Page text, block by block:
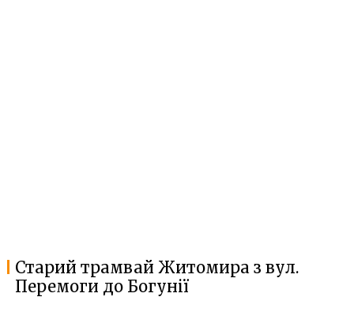
Старий трамвай Житомира з вул.
Перемоги до Богунії